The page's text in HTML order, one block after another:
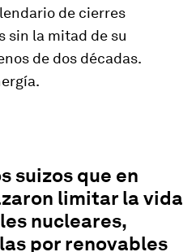
de cierres
sin la mitad de su
de dos décadas.
suizos que en
limitar la vida
nucleares,
por renovables